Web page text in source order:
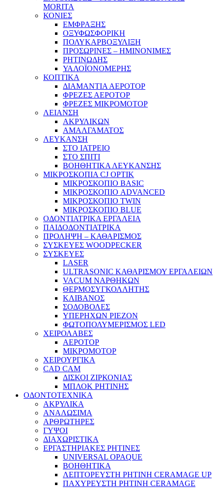
MORITA
ΚΟΝΙΕΣ
ΕΜΦΡΑΞΗΣ
ΟΞΥΦΩΣΦΟΡΙΚΗ
ΠΟΛΥΚΑΡΒΟΞΥΛΙΞΗ
ΠΡΟΣΩΡΙΝΕΣ – ΗΜΙΝΟΝΙΜΕΣ
ΡΗΤΙΝΩΔΗΣ
ΥΑΛΟΪΟΝΟΜΕΡΗΣ
ΚΟΠΤΙΚΑ
ΔΙΑΜΑΝΤΙΑ ΑΕΡΟΤΟΡ
ΦΡΕΖΕΣ ΑΕΡΟΤΟΡ
ΦΡΕΖΕΣ ΜΙΚΡΟΜΟΤΟΡ
ΛΕΙΑΝΣΗ
ΑΚΡΥΛΙΚΩΝ
ΑΜΑΛΓΑΜΑΤΟΣ
ΛΕΥΚΑΝΣΗ
ΣΤΟ ΙΑΤΡΕΙΟ
ΣΤΟ ΣΠΙΤΙ
ΒΟΗΘΗΤΙΚΑ ΛΕΥΚΑΝΣΗΣ
ΜΙΚΡΟΣΚΟΠΙΑ CJ OPTIK
ΜΙΚΡΟΣΚΟΠΙΟ BASIC
ΜΙΚΡΟΣΚΟΠΙΟ ADVANCED
ΜΙΚΡΟΣΚΟΠΙΟ TWIN
ΜΙΚΡΟΣΚΟΠΙΟ BLUE
ΟΔΟΝΤΙΑΤΡΙΚΑ ΕΡΓΑΛΕΙΑ
ΠΑΙΔΟΔΟΝΤΙΑΤΡΙΚΑ
ΠΡΟΛΗΨΗ – ΚΑΘΑΡΙΣΜΟΣ
ΣΥΣΚΕΥΕΣ WOODPECKER
ΣΥΣΚΕΥΕΣ
LASER
ULTRASONIC ΚΑΘΑΡΙΣΜΟΥ ΕΡΓΑΛΕΙΩΝ
VACUM ΝΑΡΘΗΚΩΝ
ΘΕΡΜΟΣΥΓΚΟΛΛΗΤΗΣ
ΚΛΙΒΑΝΟΣ
ΣΟΔΟΒΟΛΕΣ
ΥΠΕΡΗΧΩΝ PIEZON
ΦΩΤΟΠΟΛΥΜΕΡΙΣΜΟΣ LED
ΧΕΙΡΟΛΑΒΕΣ
ΑΕΡΟΤΟΡ
ΜΙΚΡΟΜΟΤΟΡ
ΧΕΙΡΟΥΡΓΙΚΑ
CAD CAM
ΔΙΣΚΟΙ ΖΙΡΚΟΝΙΑΣ
ΜΠΛΟΚ ΡΗΤΙΝΗΣ
ΟΔΟΝΤΟΤΕΧΝΙΚΑ
ΑΚΡΥΛΙΚΑ
ΑΝΑΛΩΣΙΜΑ
ΑΡΘΡΩΤΗΡΕΣ
ΓΥΨΟΙ
ΔΙΑΧΩΡΙΣΤΙΚΑ
ΕΡΓΑΣΤΗΡΙΑΚΕΣ ΡΗΤΙΝΕΣ
UNIVERSAL OPAQUE
ΒΟΗΘΗΤΙΚΑ
ΛΕΠΤΟΡΕΥΣΤΗ ΡΗΤΙΝΗ CERAMAGE UP
ΠΑΧΥΡΕΥΣΤΗ ΡΗΤΙΝΗ CERAMAGE